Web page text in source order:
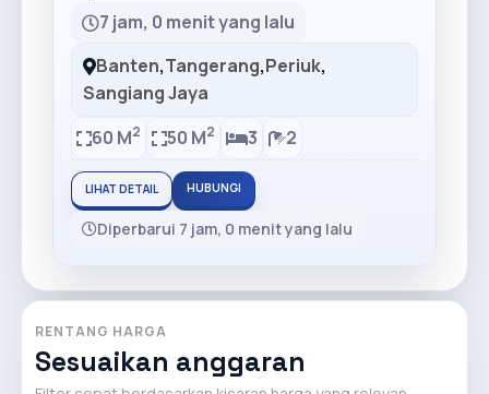
7 jam, 0 menit yang lalu
Banten,Tangerang,Periuk,
Sangiang Jaya
60 M2 50 M2 3 2
LIHAT DETAIL HUBUNGI
Diperbarui 7 jam, 0 menit yang lalu
RENTANG HARGA
Sesuaikan anggaran